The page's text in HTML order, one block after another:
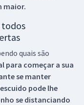
maior.
todos
quais são
para começar a sua
se manter
pode lhe
se distanciando